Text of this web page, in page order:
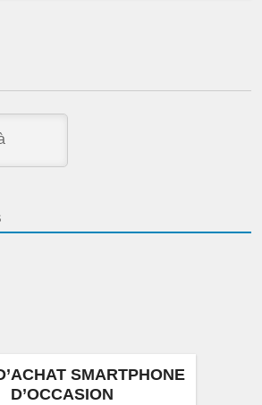
SMARTPHONE
D’OCCASION